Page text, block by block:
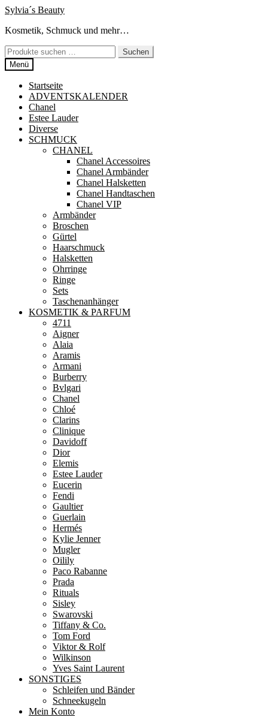
Zur
springen
Zum
springen
Sylvia´s Beauty
Kosmetik, Schmuck und mehr…
Suchen
nach:
Suchen
Menü
Startseite
ADVENTSKALENDER
Chanel
Estee Lauder
Diverse
SCHMUCK
CHANEL
Chanel Accessoires
Chanel Armbänder
Chanel Halsketten
Chanel Handtaschen
Chanel VIP
Armbänder
Broschen
Gürtel
Haarschmuck
Halsketten
Ohrringe
Ringe
Sets
Taschenanhänger
KOSMETIK & PARFUM
4711
Aigner
Alaia
Aramis
Armani
Burberry
Bvlgari
Chanel
Chloé
Clarins
Clinique
Davidoff
Dior
Elemis
Estee Lauder
Eucerin
Fendi
Gaultier
Guerlain
Hermés
Kylie Jenner
Mugler
Oilily
Paco Rabanne
Prada
Rituals
Sisley
Swarovski
Tiffany & Co.
Tom Ford
Viktor & Rolf
Wilkinson
Yves Saint Laurent
SONSTIGES
Schleifen und Bänder
Schneekugeln
Mein Konto